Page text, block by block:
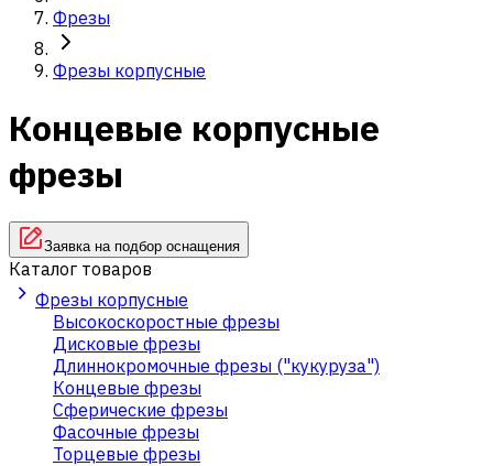
Фрезы
Фрезы корпусные
Концевые корпусные
фрезы
Заявка на подбор оснащения
Каталог товаров
Фрезы корпусные
Высокоскоростные фрезы
Дисковые фрезы
Длиннокромочные фрезы ("кукуруза")
Концевые фрезы
Сферические фрезы
Фасочные фрезы
Торцевые фрезы